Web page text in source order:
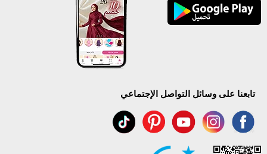
تابعنا على وسائل التواصل الإجتماعي